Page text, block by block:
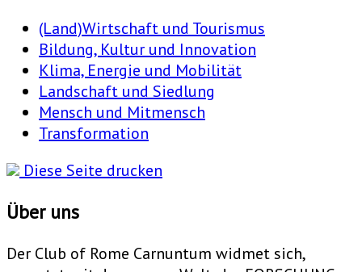
(Land)Wirtschaft und Tourismus
Bildung, Kultur und Innovation
Klima, Energie und Mobilität
Landschaft und Siedlung
Mensch und Mitmensch
Transformation
Diese Seite drucken
Über uns
Der Club of Rome Carnuntum widmet sich,